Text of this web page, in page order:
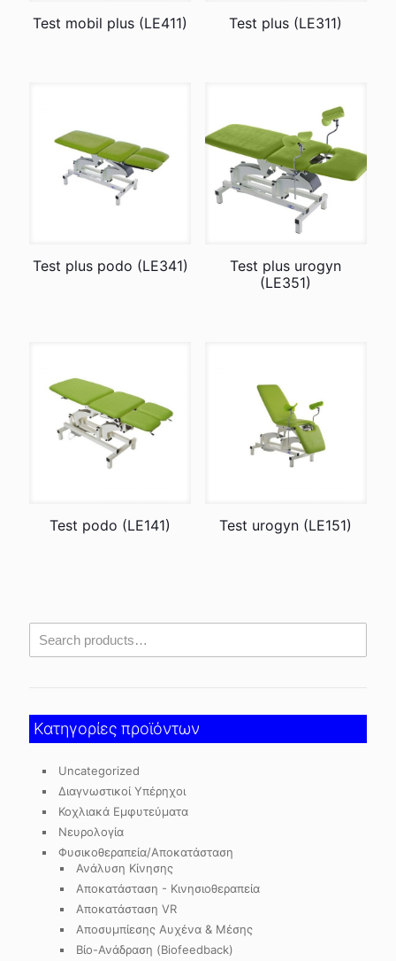
Test mobil plus (LE411) Test plus (LE311)
Test plus podo (LE341)
Test plus urogyn
(LE351)
Test podo (LE141) Test urogyn (LE151)
Κατηγορίες προϊόντων
Uncategorized
Διαγνωστικοί Υπέρηχοι
Κοχλιακά Εμφυτεύματα
Νευρολογία
Φυσικοθεραπεία/Αποκατάσταση
Ανάλυση Κίνησης
Αποκατάσταση - Κινησιοθεραπεία
Αποκατάσταση VR
Αποσυμπίεσης Αυχένα & Μέσης
Βίο-Ανάδραση (Biofeedback)